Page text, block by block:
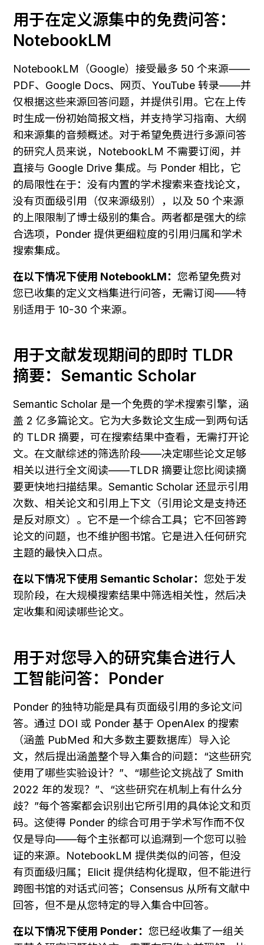
用于在定义源集中的免费问答：
NotebookLM
NotebookLM（Google）接受最多 50 个来源——
PDF、Google Docs、网页、YouTube 转录——并
仅根据这些来源回答问题，并提供引用。它在上传
时生成一份初始简报文档，并支持学习指南、大纲
和来源集的音频概述。对于希望免费进行多源问答
的研究人员来说，NotebookLM 不需要订阅，并
直接与 Google Drive 集成。与 Ponder 相比，它
的局限性在于：没有内置的学术搜索来查找论文，
没有页面级引用（仅来源级别），以及 50 个来源
的上限限制了博士级别的集合。两者都是强大的综
合选项，Ponder 提供更细粒度的引用归属和学术
搜索集成。
在以下情况下使用 NotebookLM： 您希望免费对
您已收集的定义文档集进行问答，无需订阅——特
别适用于 10-30 个来源。
用于文献发现期间的即时 TLDR
摘要：Semantic Scholar
Semantic Scholar 是一个免费的学术搜索引擎，涵
盖 2 亿多篇论文。它为大多数论文生成一到两句话
的 TLDR 摘要，可在搜索结果中查看，无需打开论
文。在文献综述的筛选阶段——决定哪些论文足够
相关以进行全文阅读——TLDR 摘要让您比阅读摘
要更快地扫描结果。Semantic Scholar 还显示引用
次数、相关论文和引用上下文（引用论文是支持还
是反对原文）。它不是一个综合工具；它不回答跨
论文的问题，也不维护图书馆。它是进入任何研究
主题的最快入口点。
在以下情况下使用 Semantic Scholar： 您处于发
现阶段，在大规模搜索结果中筛选相关性，然后决
定收集和阅读哪些论文。
用于对您导入的研究集合进行人
工智能问答：Ponder
Ponder 的独特功能是具有页面级引用的多论文问
答。通过 DOI 或 Ponder 基于 OpenAlex 的搜索
（涵盖 PubMed 和大多数主要数据库）导入论
文，然后提出涵盖整个导入集合的问题：“这些研究
使用了哪些实验设计？”、“哪些论文挑战了 Smith
2022 年的发现？”、“这些研究在机制上有什么分
歧？”每个答案都会识别出它所引用的具体论文和页
码。这使得 Ponder 的综合可用于学术写作而不仅
仅是导向——每个主张都可以追溯到一个您可以验
证的来源。NotebookLM 提供类似的问答，但没
有页面级归属；Elicit 提供结构化提取，但不能进行
跨图书馆的对话式问答；Consensus 从所有文献中
回答，但不是从您特定的导入集合中回答。
在以下情况下使用 Ponder： 您已经收集了一组关